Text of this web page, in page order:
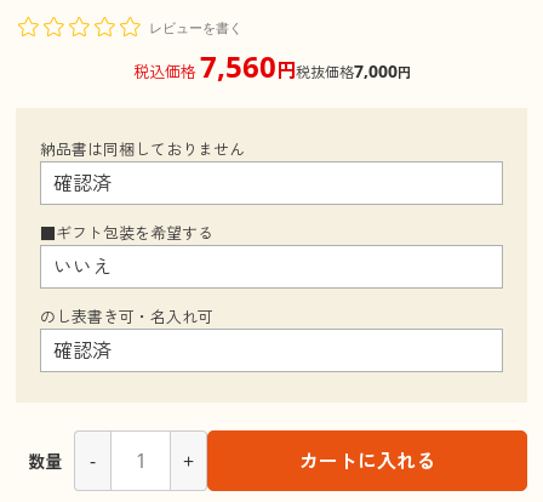
レビューを書く
税込価格7,560円税抜価格7,000円
納品書は同梱しておりません
■ギフト包装を希望する
のし表書き可・名入れ可
数量 - + カートに入れる